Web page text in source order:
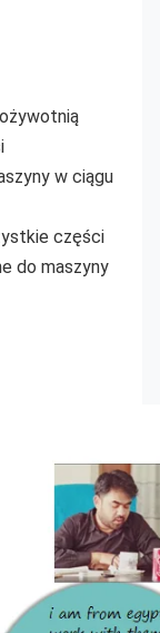
w ciągu
części
do maszyny